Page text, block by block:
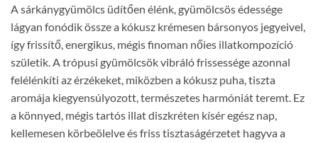
A sárkánygyümölcs üdítően élénk, gyümölcsös édessége
lágyan fonódik össze a kókusz krémesen bársonyos jegyeivel,
így frissítő, energikus, mégis finoman nőies illatkompozíció
születik. A trópusi gyümölcsök vibráló frissessége azonnal
felélénkíti az érzékeket, miközben a kókusz puha, tiszta
aromája kiegyensúlyozott, természetes harmóniát teremt. Ez
a könnyed, mégis tartós illat diszkréten kísér egész nap,
kellemesen körbeölelve és friss tisztaságérzetet hagyva a